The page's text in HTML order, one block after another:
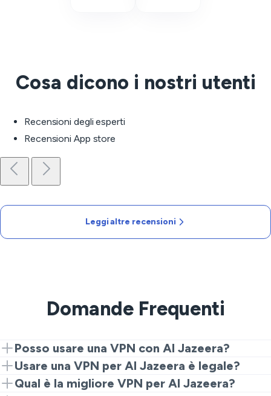
Cosa dicono i nostri utenti
Recensioni degli esperti
Recensioni App store
Leggi altre recensioni
Domande Frequenti
Posso usare una VPN con Al Jazeera?
Sì, assolutamente. Install basta VeePN sul tuo
dispositivo, poi connetti a un server vicino e apri l'app
o il sito di Al Jazeera. Questo è il semplice trucco per
Usare una VPN per Al Jazeera è legale?
Nella maggior parte dei luoghi, totalmente legale. Ma ti
Qual è la migliore VPN per Al Jazeera?